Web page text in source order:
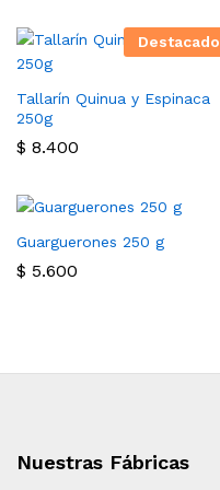
Destacado
Tallarín Quinua y Espinaca
250g
$ 8.400
Guarguerones 250 g
$ 5.600
Nuestras Fábricas